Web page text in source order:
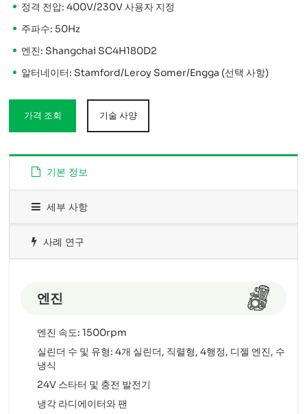
정격 전압: 400V/230V 사용자 지정
주파수: 50Hz
엔진: Shangchai SC4H180D2
알터네이터: Stamford/Leroy Somer/Engga (선택 사항)
가격 조회 기술 사양
기본 정보
세부 사항
사례 연구
엔진
엔진 속도: 1500rpm
실린더 수 및 유형: 4개 실린더, 직렬형, 4행정, 디젤 엔진, 수
냉식
24V 스타터 및 충전 발전기
냉각 라디에이터와 팬